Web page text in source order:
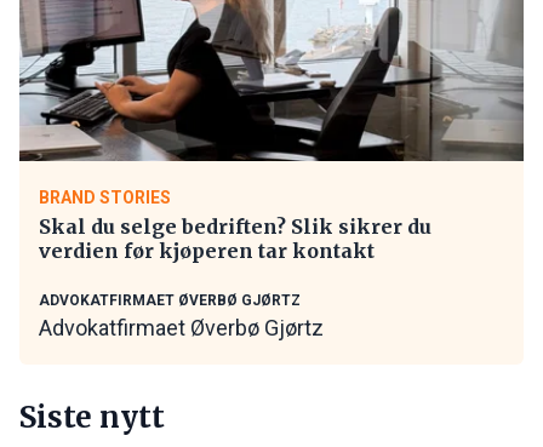
BRAND STORIES
Skal du selge bedriften? Slik sikrer du
verdien før kjøperen tar kontakt
ADVOKATFIRMAET ØVERBØ GJØRTZ
Advokatfirmaet Øverbø Gjørtz
Siste nytt